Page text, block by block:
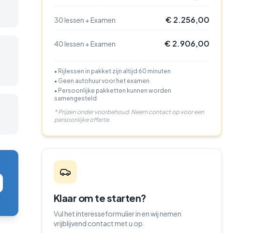
30 lessen + Examen € 2.256,00
40 lessen + Examen € 2.906,00
• Rijlessen in pakket zijn altijd 60 minuten
• Geen autohuur voor het examen
• Persoonlijke pakketten kunnen worden
samengesteld
* Prijzen onder voorbehoud. Neem contact op voor een
persoonlijke offerte.
Klaar om te starten?
Vul het interesseformulier in en wij nemen
vrijblijvend contact met u op.